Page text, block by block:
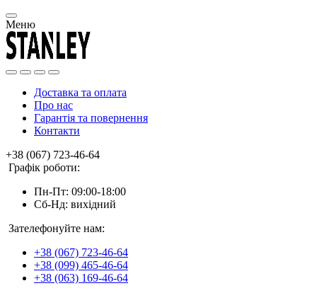
Меню
Доставка та оплата
Про нас
Гарантія та повернення
Контакти
+38 (067) 723-46-64
Графік роботи:
Пн-Пт: 09:00-18:00
Сб-Нд: вихідний
Зателефонуйте нам:
+38 (067) 723-46-64
+38 (099) 465-46-64
+38 (063) 169-46-64